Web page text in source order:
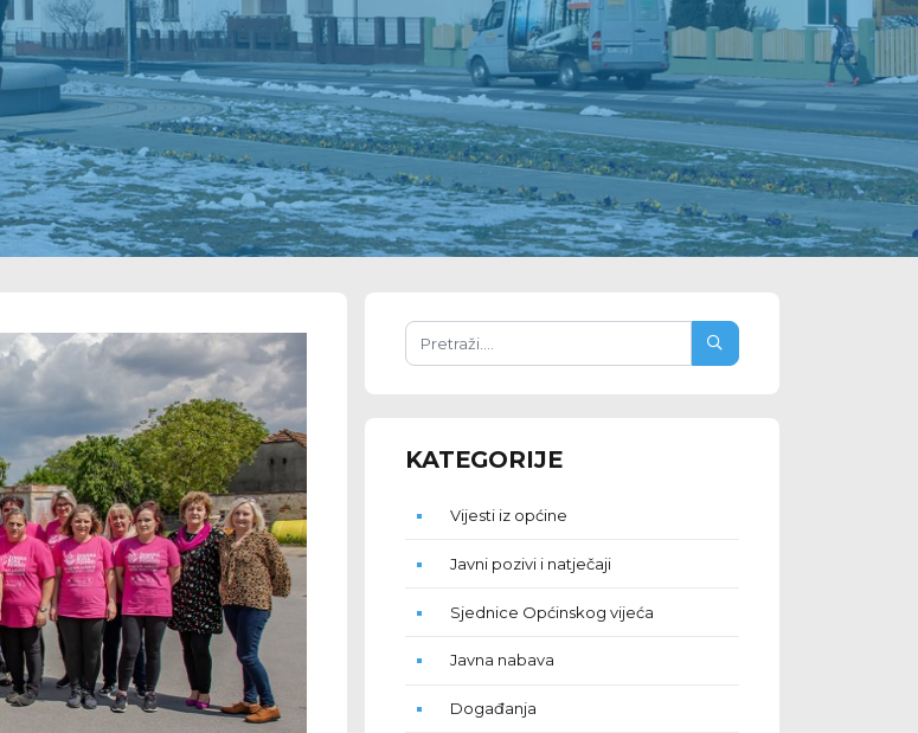
KATEGORIJE
Vijesti iz općine
Javni pozivi i natječaji
Sjednice Općinskog vijeća
Javna nabava
Događanja